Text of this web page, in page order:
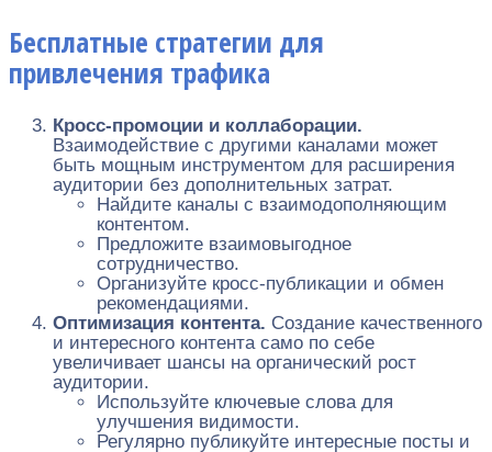
Бесплатные стратегии для
привлечения трафика
Кросс-промоции и коллаборации.
Взаимодействие с другими каналами может
быть мощным инструментом для расширения
аудитории без дополнительных затрат.
Найдите каналы с взаимодополняющим
контентом.
Предложите взаимовыгодное
сотрудничество.
Организуйте кросс-публикации и обмен
рекомендациями.
Оптимизация контента. Создание качественного
и интересного контента само по себе
увеличивает шансы на органический рост
аудитории.
Используйте ключевые слова для
улучшения видимости.
Регулярно публикуйте интересные посты и